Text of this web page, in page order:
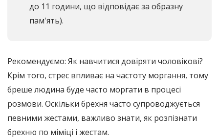
до 11 години, що відповідає за образну
пам'ять).
Рекомендуємо: Як навчитися довіряти чоловікові?
Крім того, стрес впливає на частоту моргання, тому
бреше людина буде часто моргати в процесі
розмови. Оскільки брехня часто супроводжується
певними жестами, важливо знати, як розпізнати
брехню по міміці і жестам.